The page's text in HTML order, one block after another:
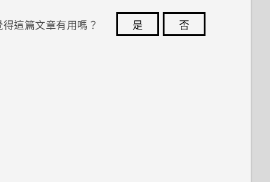
得這篇文章有用嗎？ 是
否